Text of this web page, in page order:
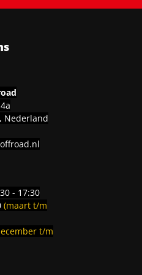
Nederland
- 17:30
(maart t/m
t/m